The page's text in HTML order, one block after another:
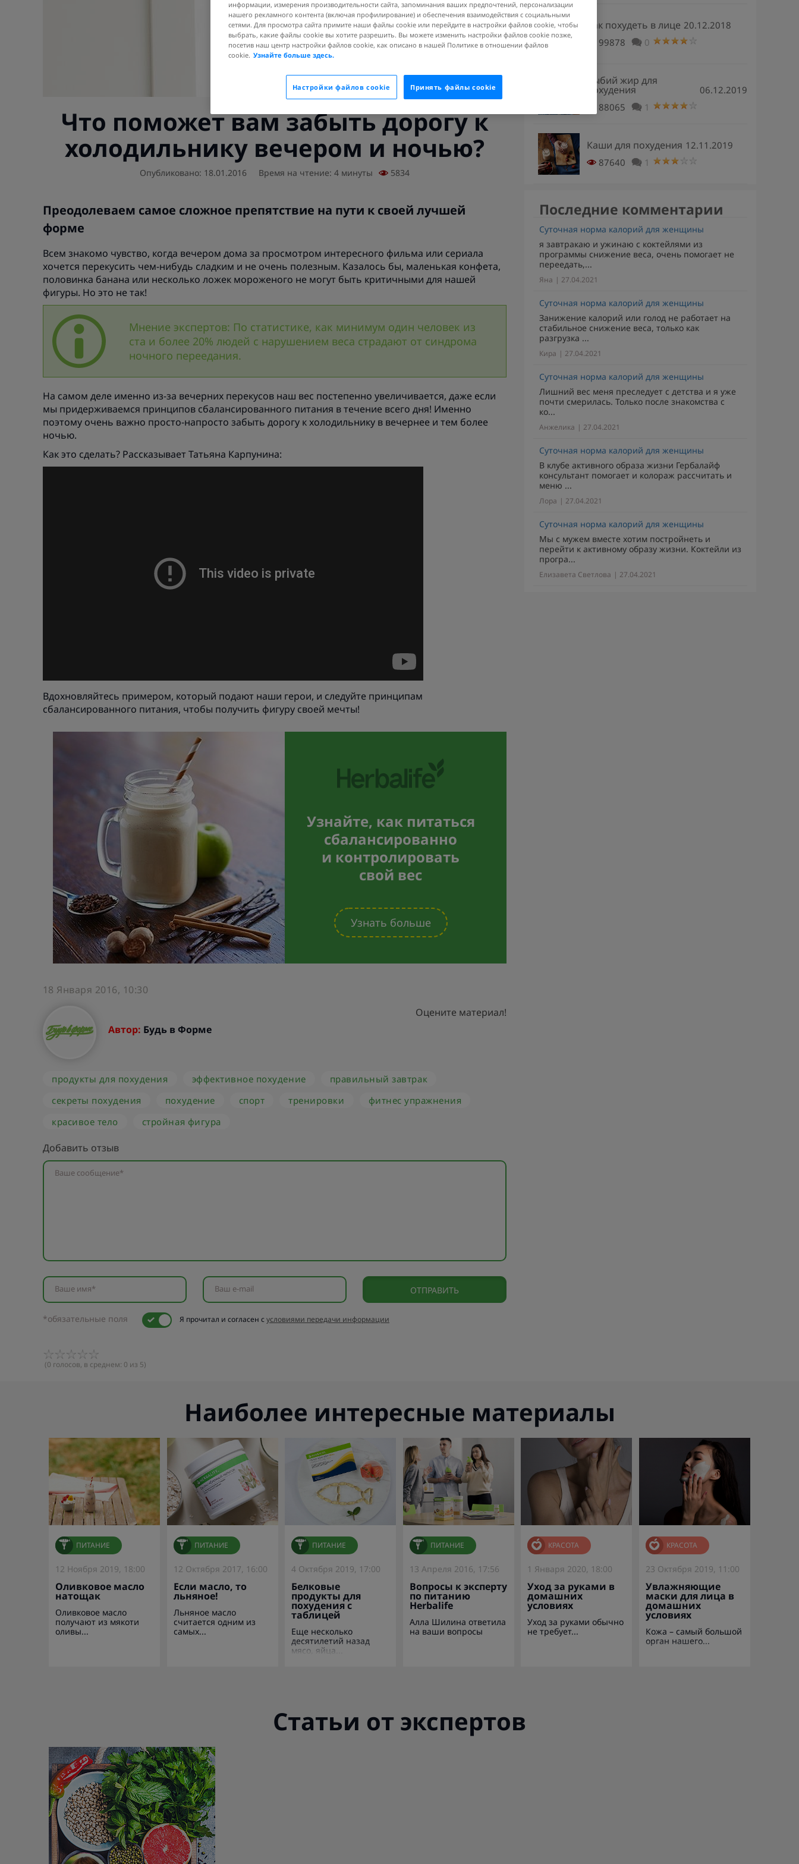
Что поможет вам забыть дорогу к
холодильнику вечером и ночью?
Опубликовано: 18.01.2016 Время на чтение: 4 минуты 5834
Преодолеваем самое сложное препятствие на пути к своей лучшей
форме
Всем знакомо чувство, когда вечером дома за просмотром интересного фильма или сериала
хочется перекусить чем-нибудь сладким и не очень полезным. Казалось бы, маленькая конфета,
половинка банана или несколько ложек мороженого не могут быть критичными для нашей
фигуры. Но это не так!
Мнение экспертов: По статистике, как минимум один человек из
ста и более 20% людей с нарушением веса страдают от синдрома
ночного переедания.
На самом деле именно из-за вечерних перекусов наш вес постепенно увеличивается, даже если
мы придерживаемся принципов сбалансированного питания в течение всего дня! Именно
поэтому очень важно просто-напросто забыть дорогу к холодильнику в вечернее и тем более
ночью.
Как это сделать? Рассказывает Татьяна Карпунина:
Вдохновляйтесь примером, который подают наши герои, и следуйте принципам
сбалансированного питания, чтобы получить фигуру своей мечты!
Узнайте, как питаться
сбалансированно
и контролировать
свой вес
Узнать больше
18 Января 2016, 10:30
Автор: Будь в Форме
Оцените материал!
продукты для похудения эффективное похудение
правильный завтрак
секреты похудения
похудение спорт тренировки
фитнес упражнения
красивое тело
стройная фигура
Добавить отзыв
Ваше сообщение*
Ваше имя* Ваш e-mail
*обязательные поля Я прочитал и согласен сусловиями передачи информации
(0 голосов, в среднем: 0 из 5)
Как похудеть в лице 20.12.2018
99878
0
Рыбий жир для
похудения
06.12.2019
88065
1
Каши для похудения 12.11.2019
87640
1
Последние комментарии
Суточная норма калорий для женщины
я завтракаю и ужинаю с коктейлями из
программы снижение веса, очень помогает не
переедать,...
Яна | 27.04.2021
Суточная норма калорий для женщины
Занижение калорий или голод не работает на
стабильное снижение веса, только как
разгрузка ...
Кира | 27.04.2021
Суточная норма калорий для женщины
Лишний вес меня преследует с детства и я уже
почти смерилась. Только после знакомства с
ко...
Анжелика | 27.04.2021
Суточная норма калорий для женщины
В клубе активного образа жизни Гербалайф
консультант помогает и колораж рассчитать и
меню ...
Лора | 27.04.2021
Суточная норма калорий для женщины
Мы с мужем вместе хотим постройнеть и
перейти к активному образу жизни. Коктейли из
програ...
Елизавета Светлова | 27.04.2021
Наиболее интересные материалы
ПИТАНИЕ
12 Ноября 2019, 18:00
Оливковое масло
натощак
Оливковое масло
получают из мякоти
оливы...
ПИТАНИЕ
12 Октября 2017, 16:00
Если масло, то
льняное!
Льняное масло
считается одним из
самых...
ПИТАНИЕ
4 Октября 2019, 17:00
Белковые
продукты для
похудения с
таблицей
Еще несколько
десятилетий назад
мясо, яйца...
ПИТАНИЕ
13 Апреля 2016, 17:56
Вопросы к эксперту
по питанию
Herbalife
Алла Шилина ответила
на ваши вопросы
КРАСОТА
1 Января 2020, 18:00
Уход за руками в
домашних
условиях
Уход за руками обычно
не требует...
КРАСОТА
23 Октября 2019, 11:00
Увлажняющие
маски для лица в
домашних
условиях
Кожа – самый большой
орган нашего...
Статьи от экспертов
информации, измерения производительности сайта, запоминания ваших предпочтений, персонализации
нашего рекламного контента (включая профилирование) и обеспечения взаимодействия с социальными
сетями. Для просмотра сайта примите наши файлы cookie или перейдите в настройки файлов cookie, чтобы
выбрать, какие файлы cookie вы хотите разрешить. Вы можете изменить настройки файлов cookie позже,
посетив наш центр настройки файлов cookie, как описано в нашей Политике в отношении файлов
cookie. Узнайте больше здесь.
Принять файлы cookie
Настройки файлов cookie